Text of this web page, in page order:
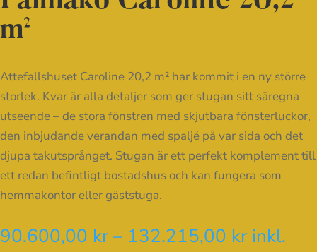
m²
Attefallshuset Caroline 20,2 m² har kommit i en ny större
storlek. Kvar är alla detaljer som ger stugan sitt säregna
utseende – de stora fönstren med skjutbara fönsterluckor,
den inbjudande verandan med spaljé på var sida och det
djupa takutsprånget. Stugan är ett perfekt komplement till
ett redan befintligt bostadshus och kan fungera som
hemmakontor eller gäststuga.
90.600,00 kr – 132.215,00 kr inkl.